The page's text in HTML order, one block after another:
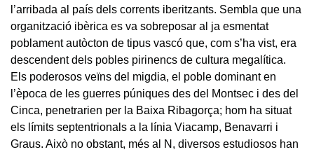
l’arribada al país dels corrents iberitzants. Sembla que una
organització ibèrica es va sobreposar al ja esmentat
poblament autòcton de tipus vascó que, com s’ha vist, era
descendent dels pobles pirinencs de cultura megalítica.
Els poderosos veïns del migdia, el poble dominant en
l’època de les guerres púniques des del Montsec i des del
Cinca, penetrarien per la Baixa Ribagorça; hom ha situat
els límits septentrionals a la línia Viacamp, Benavarri i
Graus. Això no obstant, més al N, diversos estudiosos han